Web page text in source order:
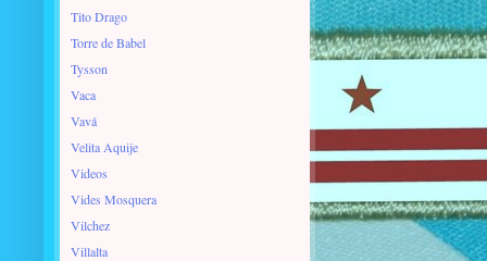
Tito Drago
Torre de Babel
Tysson
Vaca
Vavá
Velita Aquije
Videos
Vides Mosquera
Vilchez
Villalta